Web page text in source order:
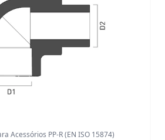
Acessórios PP-R (EN ISO 15874)